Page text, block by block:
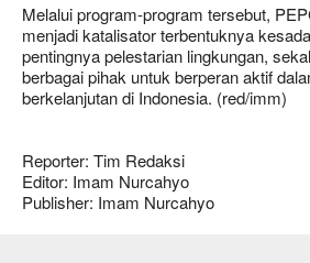
Melalui program-program tersebut,
menjadi katalisator terbentuknya
pentingnya pelestarian lingkungan,
berbagai pihak untuk berperan aktif
berkelanjutan di Indonesia. (red/imm)
Reporter: Tim Redaksi
Editor: Imam Nurcahyo
Publisher: Imam Nurcahyo